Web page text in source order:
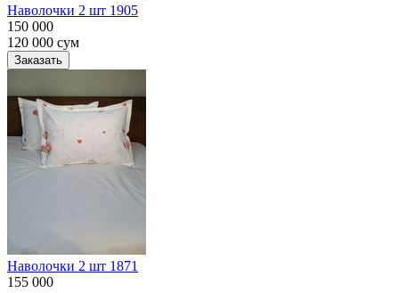
Наволочки 2 шт 1905
150 000
120 000 сум
Заказать
Наволочки 2 шт 1871
155 000